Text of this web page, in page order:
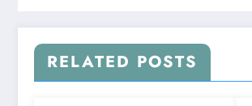
RELATED POSTS